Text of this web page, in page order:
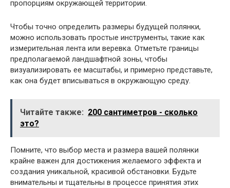
пропорциям окружающей территории.
Чтобы точно определить размеры будущей полянки,
можно использовать простые инструменты, такие как
измерительная лента или веревка. Отметьте границы
предполагаемой ландшафтной зоны, чтобы
визуализировать ее масштабы, и примерно представьте,
как она будет вписываться в окружающую среду.
Читайте также: 200 сантиметров - сколько
это?
Помните, что выбор места и размера вашей полянки
крайне важен для достижения желаемого эффекта и
создания уникальной, красивой обстановки. Будьте
внимательны и тщательны в процессе принятия этих